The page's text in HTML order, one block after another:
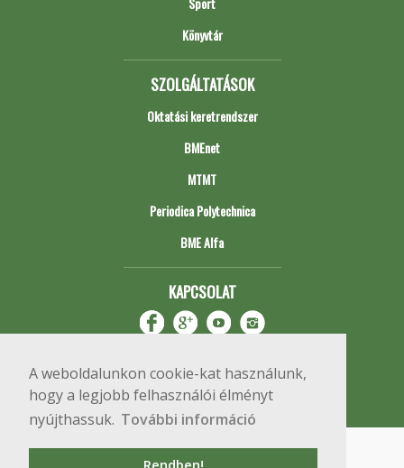
A weboldalunkon cookie-kat használunk,
hogy a legjobb felhasználói élményt
nyújthassuk. További információ
Könyvtár
SZOLGÁLTATÁSOK
Oktatási keretrendszer
BMEnet
MTMT
Periodica Polytechnica
BME Alfa
KAPCSOLAT
Copyright © 2020 BME Építőmérnöki Kar